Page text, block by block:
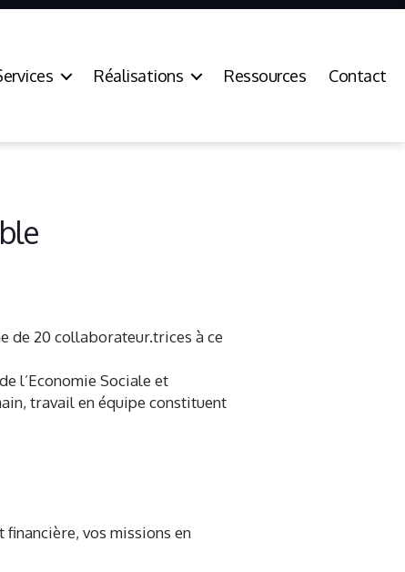
Réalisations Ressources Contact
de 20 collaborateur.trices à ce
l’Economie Sociale et
travail en équipe constituent
vos missions en